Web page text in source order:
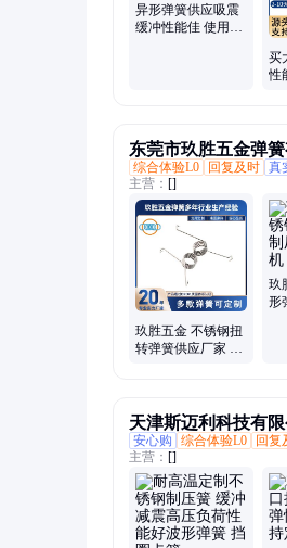
异形弹簧供应吸震
缓冲性能佳 使用寿
买
性
东莞市玖胜五金弹簧
综合体验L0
回复及时 真
主营： []
玖胜五金 不锈钢扭
转弹簧供应厂家 可
玖
形
天津斯迈利科技有限
安心购
综合体验L0 回复
主营： []